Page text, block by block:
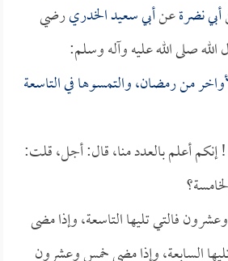
أبي نضرةعنأبي سعيد الخدريرضي
صلى الله عليه وآله وسلم:
من رمضان، والتمسوها في التاسعة
! إنكم أعلم بالعدد منا، قال: أجل، قلت:
فالتي تليها التاسعة، وإذا مضى